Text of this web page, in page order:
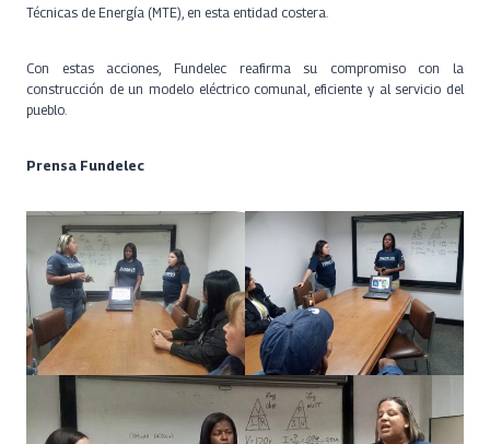
Técnicas de Energía (MTE), en esta entidad costera.
Con estas acciones, Fundelec reafirma su compromiso con la
construcción de un modelo eléctrico comunal, eficiente y al servicio del
pueblo.
Prensa Fundelec